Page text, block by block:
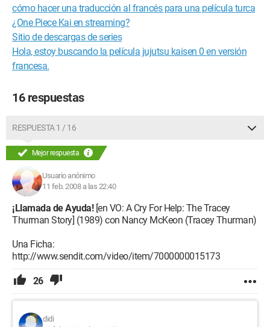
cómo hacer una traducción al francés para una película turca
¿One Piece Kai en streaming?
Sitio de descargas de series
Hola, estoy buscando la película jujutsu kaisen 0 en versión
francesa.
16 respuestas
RESPUESTA 1 / 16
Mejor respuesta
Usuario anónimo
11 feb. 2008 a las 22:40
¡Llamada de Ayuda![en VO: A Cry For Help: The Tracey
Thurman Story] (1989) con Nancy McKeon (Tracey Thurman)
Una Ficha:
http://www.sendit.com/video/item/7000000015173
26
didi